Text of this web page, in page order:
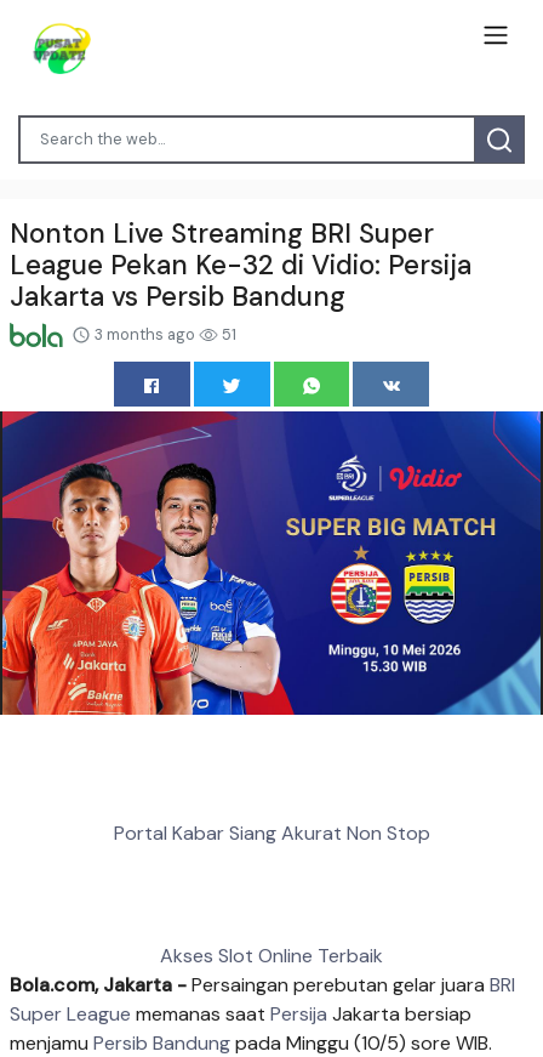
Nonton Live Streaming BRI Super
League Pekan Ke-32 di Vidio: Persija
Jakarta vs Persib Bandung
3 months ago 51
Portal Kabar Siang Akurat Non Stop
Akses Slot Online Terbaik
Bola.com, Jakarta -Persaingan perebutan gelar juara BRI
Super League memanas saat Persija Jakarta bersiap
menjamu Persib Bandungpada Minggu (10/5) sore WIB.